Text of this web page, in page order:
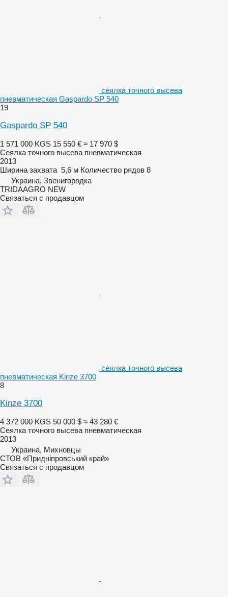
сеялка точного высева
пневматическая Gaspardo SP 540
19
Gaspardo SP 540
1 571 000 KGS 15 550 € ≈ 17 970 $
Сеялка точного высева пневматическая
2013
Ширина захвата 5,6 м Количество рядов 8
Украина, Звенигородка
TRIDAAGRO NEW
Связаться с продавцом
сеялка точного высева
пневматическая Kinze 3700
8
Kinze 3700
4 372 000 KGS 50 000 $ ≈ 43 280 €
Сеялка точного высева пневматическая
2013
Украина, Михновцы
СТОВ «Придніпровський край»
Связаться с продавцом